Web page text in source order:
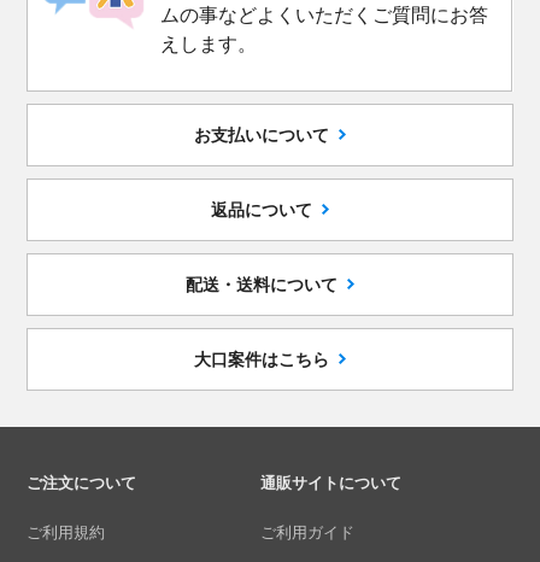
ムの事などよくいただくご質問にお答
えします。
お支払いについて
返品について
配送・送料について
大口案件はこちら
ご注文について
ご利用規約
通販サイトについて
ご利用ガイド